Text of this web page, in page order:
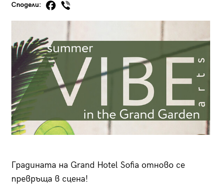
Сподели:
Градината на Grand Hotel Sofia отново се
превръща в сцена!